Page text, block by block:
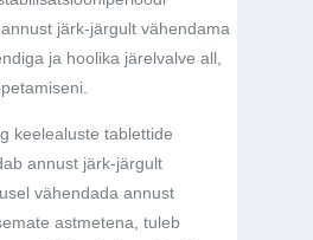
järk-järgult vähendama
ja hoolika järelvalve all,
keelealuste tablettide
annust järk-järgult
vähendada annust
astmetena, tuleb